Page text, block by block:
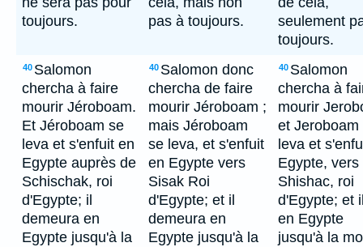
toujours.
pas à toujours.
seulement
toujours.
40 Salomon
chercha à faire
mourir Jéroboam.
Et Jéroboam se
leva et s'enfuit en
Egypte auprès de
Schischak, roi
d'Egypte; il
demeura en
Egypte jusqu'à la
40 Salomon donc
chercha de faire
mourir Jéroboam ;
mais Jéroboam
se leva, et s'enfuit
en Egypte vers
Sisak Roi
d'Egypte; et il
demeura en
Egypte jusqu'à la
40 Salomon
chercha à
mourir
et Jeroboam
leva et
Egypte, vers
Shishac, roi
d'Egypte; et
en Egypte
jusqu'à la